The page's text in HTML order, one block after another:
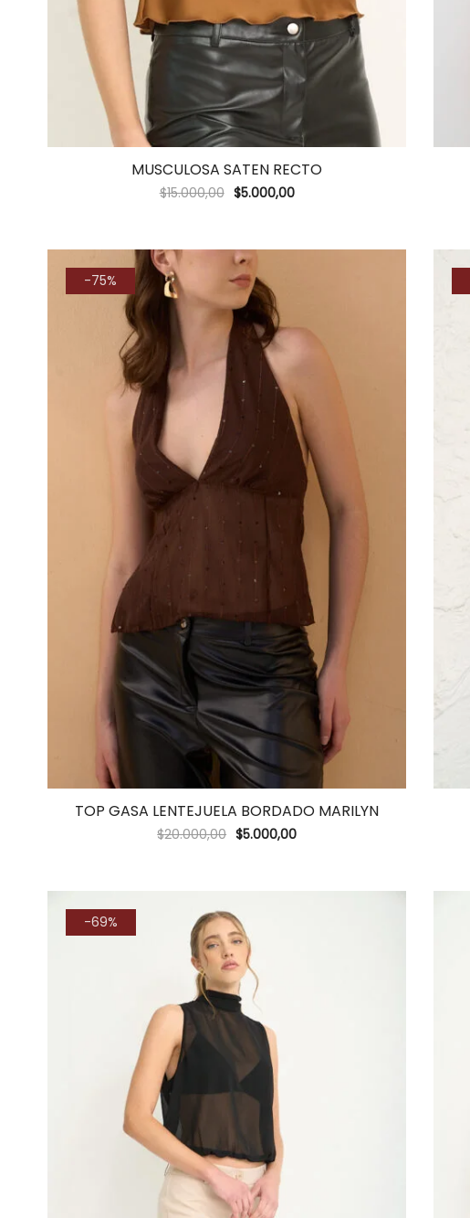
MUSCULOSA SATEN RECTO
$15.000,00 $5.000,00
-75%
TOP GASA LENTEJUELA BORDADO MARILYN
$20.000,00 $5.000,00
-69%